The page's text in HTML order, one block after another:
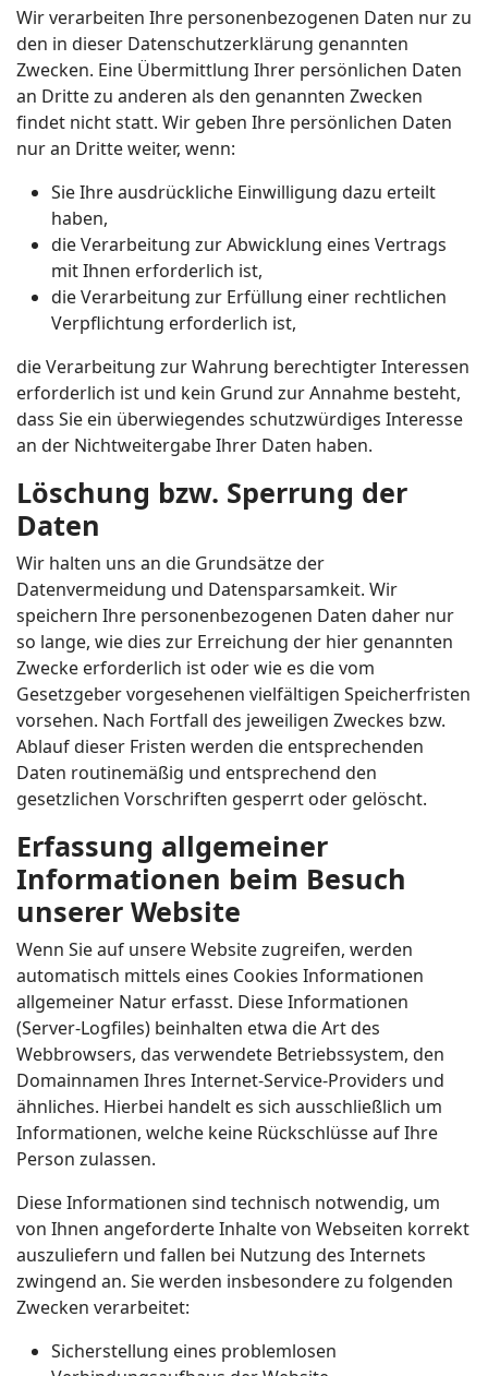
Wir verarbeiten Ihre personenbezogenen Daten nur zu
den in dieser Datenschutzerklärung genannten
Zwecken. Eine Übermittlung Ihrer persönlichen Daten
an Dritte zu anderen als den genannten Zwecken
findet nicht statt. Wir geben Ihre persönlichen Daten
nur an Dritte weiter, wenn:
Sie Ihre ausdrückliche Einwilligung dazu erteilt
haben,
die Verarbeitung zur Abwicklung eines Vertrags
mit Ihnen erforderlich ist,
die Verarbeitung zur Erfüllung einer rechtlichen
Verpflichtung erforderlich ist,
die Verarbeitung zur Wahrung berechtigter Interessen
erforderlich ist und kein Grund zur Annahme besteht,
dass Sie ein überwiegendes schutzwürdiges Interesse
an der Nichtweitergabe Ihrer Daten haben.
Löschung bzw. Sperrung der
Daten
Wir halten uns an die Grundsätze der
Datenvermeidung und Datensparsamkeit. Wir
speichern Ihre personenbezogenen Daten daher nur
so lange, wie dies zur Erreichung der hier genannten
Zwecke erforderlich ist oder wie es die vom
Gesetzgeber vorgesehenen vielfältigen Speicherfristen
vorsehen. Nach Fortfall des jeweiligen Zweckes bzw.
Ablauf dieser Fristen werden die entsprechenden
Daten routinemäßig und entsprechend den
gesetzlichen Vorschriften gesperrt oder gelöscht.
Erfassung allgemeiner
Informationen beim Besuch
unserer Website
Wenn Sie auf unsere Website zugreifen, werden
automatisch mittels eines Cookies Informationen
allgemeiner Natur erfasst. Diese Informationen
(Server-Logfiles) beinhalten etwa die Art des
Webbrowsers, das verwendete Betriebssystem, den
Domainnamen Ihres Internet-Service-Providers und
ähnliches. Hierbei handelt es sich ausschließlich um
Informationen, welche keine Rückschlüsse auf Ihre
Person zulassen.
Diese Informationen sind technisch notwendig, um
von Ihnen angeforderte Inhalte von Webseiten korrekt
auszuliefern und fallen bei Nutzung des Internets
zwingend an. Sie werden insbesondere zu folgenden
Zwecken verarbeitet:
Sicherstellung eines problemlosen